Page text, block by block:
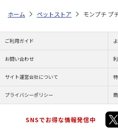
ホーム ペットストア モンプチ プ
ご利用ガイド
お問い合わせ
サイト運営会社について
プライバシーポリシー
SNSでお得な情報発信中